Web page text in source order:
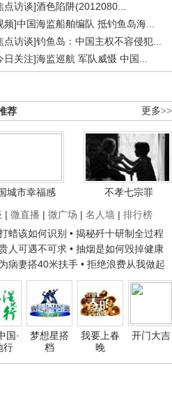
点访谈]酒色陷阱(2012080...
频]中国海监船舶编队 抵钓鱼岛海...
点访谈]钓鱼岛：中国主权不容侵犯...
日关注]海监巡航 军队威慑 中国...
更多>>
荐
城市幸福感
不孝七宗罪
| 微直播 | 微广场 | 名人墙 | 排行榜
蜡该如何识别 • 揭秘歼十研制全过程
人可遇不可求 • 抽烟是如何毁掉健康
病妻搭40米扶手 • 拒绝浪费从我做起
国·
行
梦想星搭
档
我要上春
晚
开门大吉